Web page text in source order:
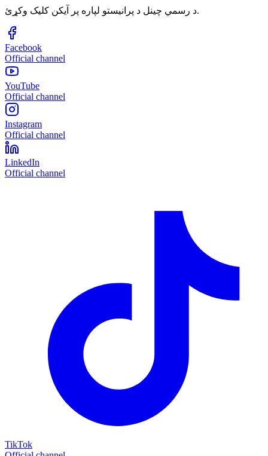
د رسمي چینل د پرانیستو لپاره پر آیکن کلیک وکړئ.
Facebook
Official channel
YouTube
Official channel
Instagram
Official channel
LinkedIn
Official channel
TikTok